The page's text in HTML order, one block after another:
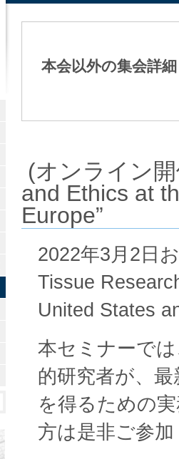
本会以外の集会詳細
(オンライン
and Ethics at
Europe”
2022年3月2日
Tissue
United States
本セミナーで
的研究者が、
を得るための
方は是非ご参
公益社団法人日本生化学会